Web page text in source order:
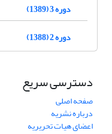
دوره 3 (1389)
دوره 2 (1388)
دسترسی سریع
صفحه اصلی
درباره نشریه
اعضای هیات تحریریه